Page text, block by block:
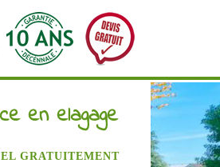
en elagage
GRATUITEMENT